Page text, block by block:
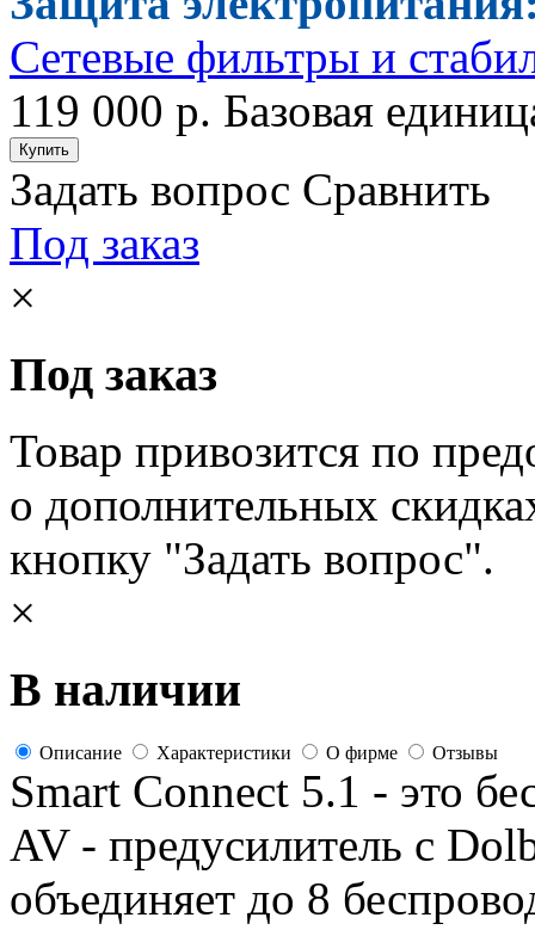
Сетевые фильтры и
119 000 р. Базовая
Задать вопрос Сравнить
Под заказ
×
Под заказ
Товар привозится по
о дополнительных
кнопку "Задать вопрос".
×
В наличии
Описание Характеристики О фирме Отзывы
Smart Connect 5.1 - это
AV - предусилитель с
объединяет до 8